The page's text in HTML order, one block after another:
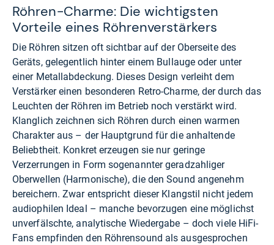
Röhren-Charme: Die wichtigsten
Vorteile eines Röhrenverstärkers
Die Röhren sitzen oft sichtbar auf der Oberseite des
Geräts, gelegentlich hinter einem Bullauge oder unter
einer Metallabdeckung. Dieses Design verleiht dem
Verstärker einen besonderen Retro-Charme, der durch das
Leuchten der Röhren im Betrieb noch verstärkt wird.
Klanglich zeichnen sich Röhren durch einen warmen
Charakter aus – der Hauptgrund für die anhaltende
Beliebtheit. Konkret erzeugen sie nur geringe
Verzerrungen in Form sogenannter geradzahliger
Oberwellen (Harmonische), die den Sound angenehm
bereichern. Zwar entspricht dieser Klangstil nicht jedem
audiophilen Ideal – manche bevorzugen eine möglichst
unverfälschte, analytische Wiedergabe – doch viele HiFi-
Fans empfinden den Röhrensound als ausgesprochen